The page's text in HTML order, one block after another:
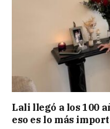
Lali llegó a los 100
eso es lo más